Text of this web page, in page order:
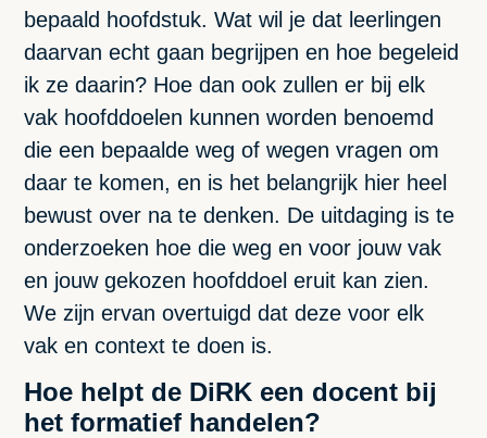
bepaald hoofdstuk. Wat wil je dat leerlingen
daarvan echt gaan begrijpen en hoe begeleid
ik ze daarin? Hoe dan ook zullen er bij elk
vak hoofddoelen kunnen worden benoemd
die een bepaalde weg of wegen vragen om
daar te komen, en is het belangrijk hier heel
bewust over na te denken. De uitdaging is te
onderzoeken hoe die weg en voor jouw vak
en jouw gekozen hoofddoel eruit kan zien.
We zijn ervan overtuigd dat deze voor elk
vak en context te doen is.
Hoe helpt de DiRK een docent bij
het formatief handelen?